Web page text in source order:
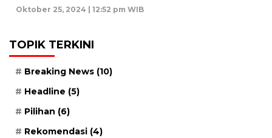
Oktober 25, 2024 | 12:52 pm WIB
TOPIK TERKINI
Breaking News (10)
Headline (5)
Pilihan (6)
Rekomendasi (4)